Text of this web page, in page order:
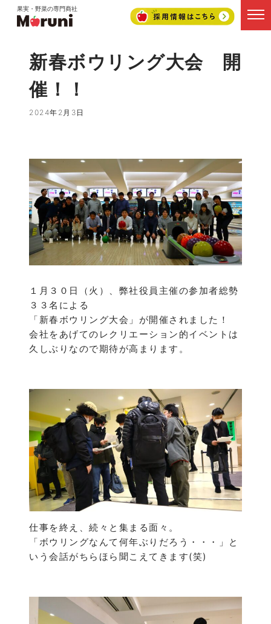
果実・野菜の専門商社
新春ボウリング大会 開
催！！
2024年2月3日
１月３０日（火）、弊社役員主催の参加者総勢
３３名による
「新春ボウリング大会」が開催されました！
会社をあげてのレクリエーション的イベントは
久しぶりなので期待が高まります。
仕事を終え、続々と集まる面々。
「ボウリングなんて何年ぶりだろう・・・」と
いう会話がちらほら聞こえてきます(笑)